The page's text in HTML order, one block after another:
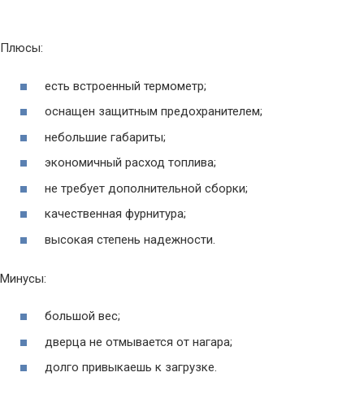
Плюсы:
есть встроенный термометр;
оснащен защитным предохранителем;
небольшие габариты;
экономичный расход топлива;
не требует дополнительной сборки;
качественная фурнитура;
высокая степень надежности.
Минусы:
большой вес;
дверца не отмывается от нагара;
долго привыкаешь к загрузке.